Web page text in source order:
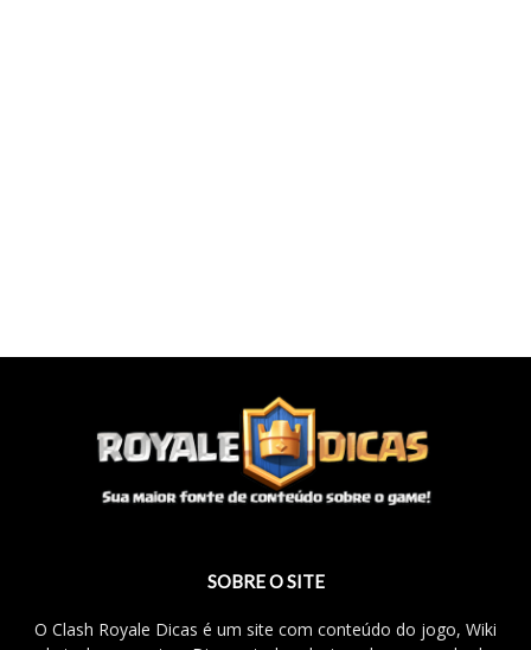
SOBRE O SITE
O Clash Royale Dicas é um site com conteúdo do jogo, Wiki